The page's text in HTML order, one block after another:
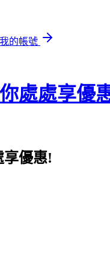
我的帳號
處處享優
享優惠!